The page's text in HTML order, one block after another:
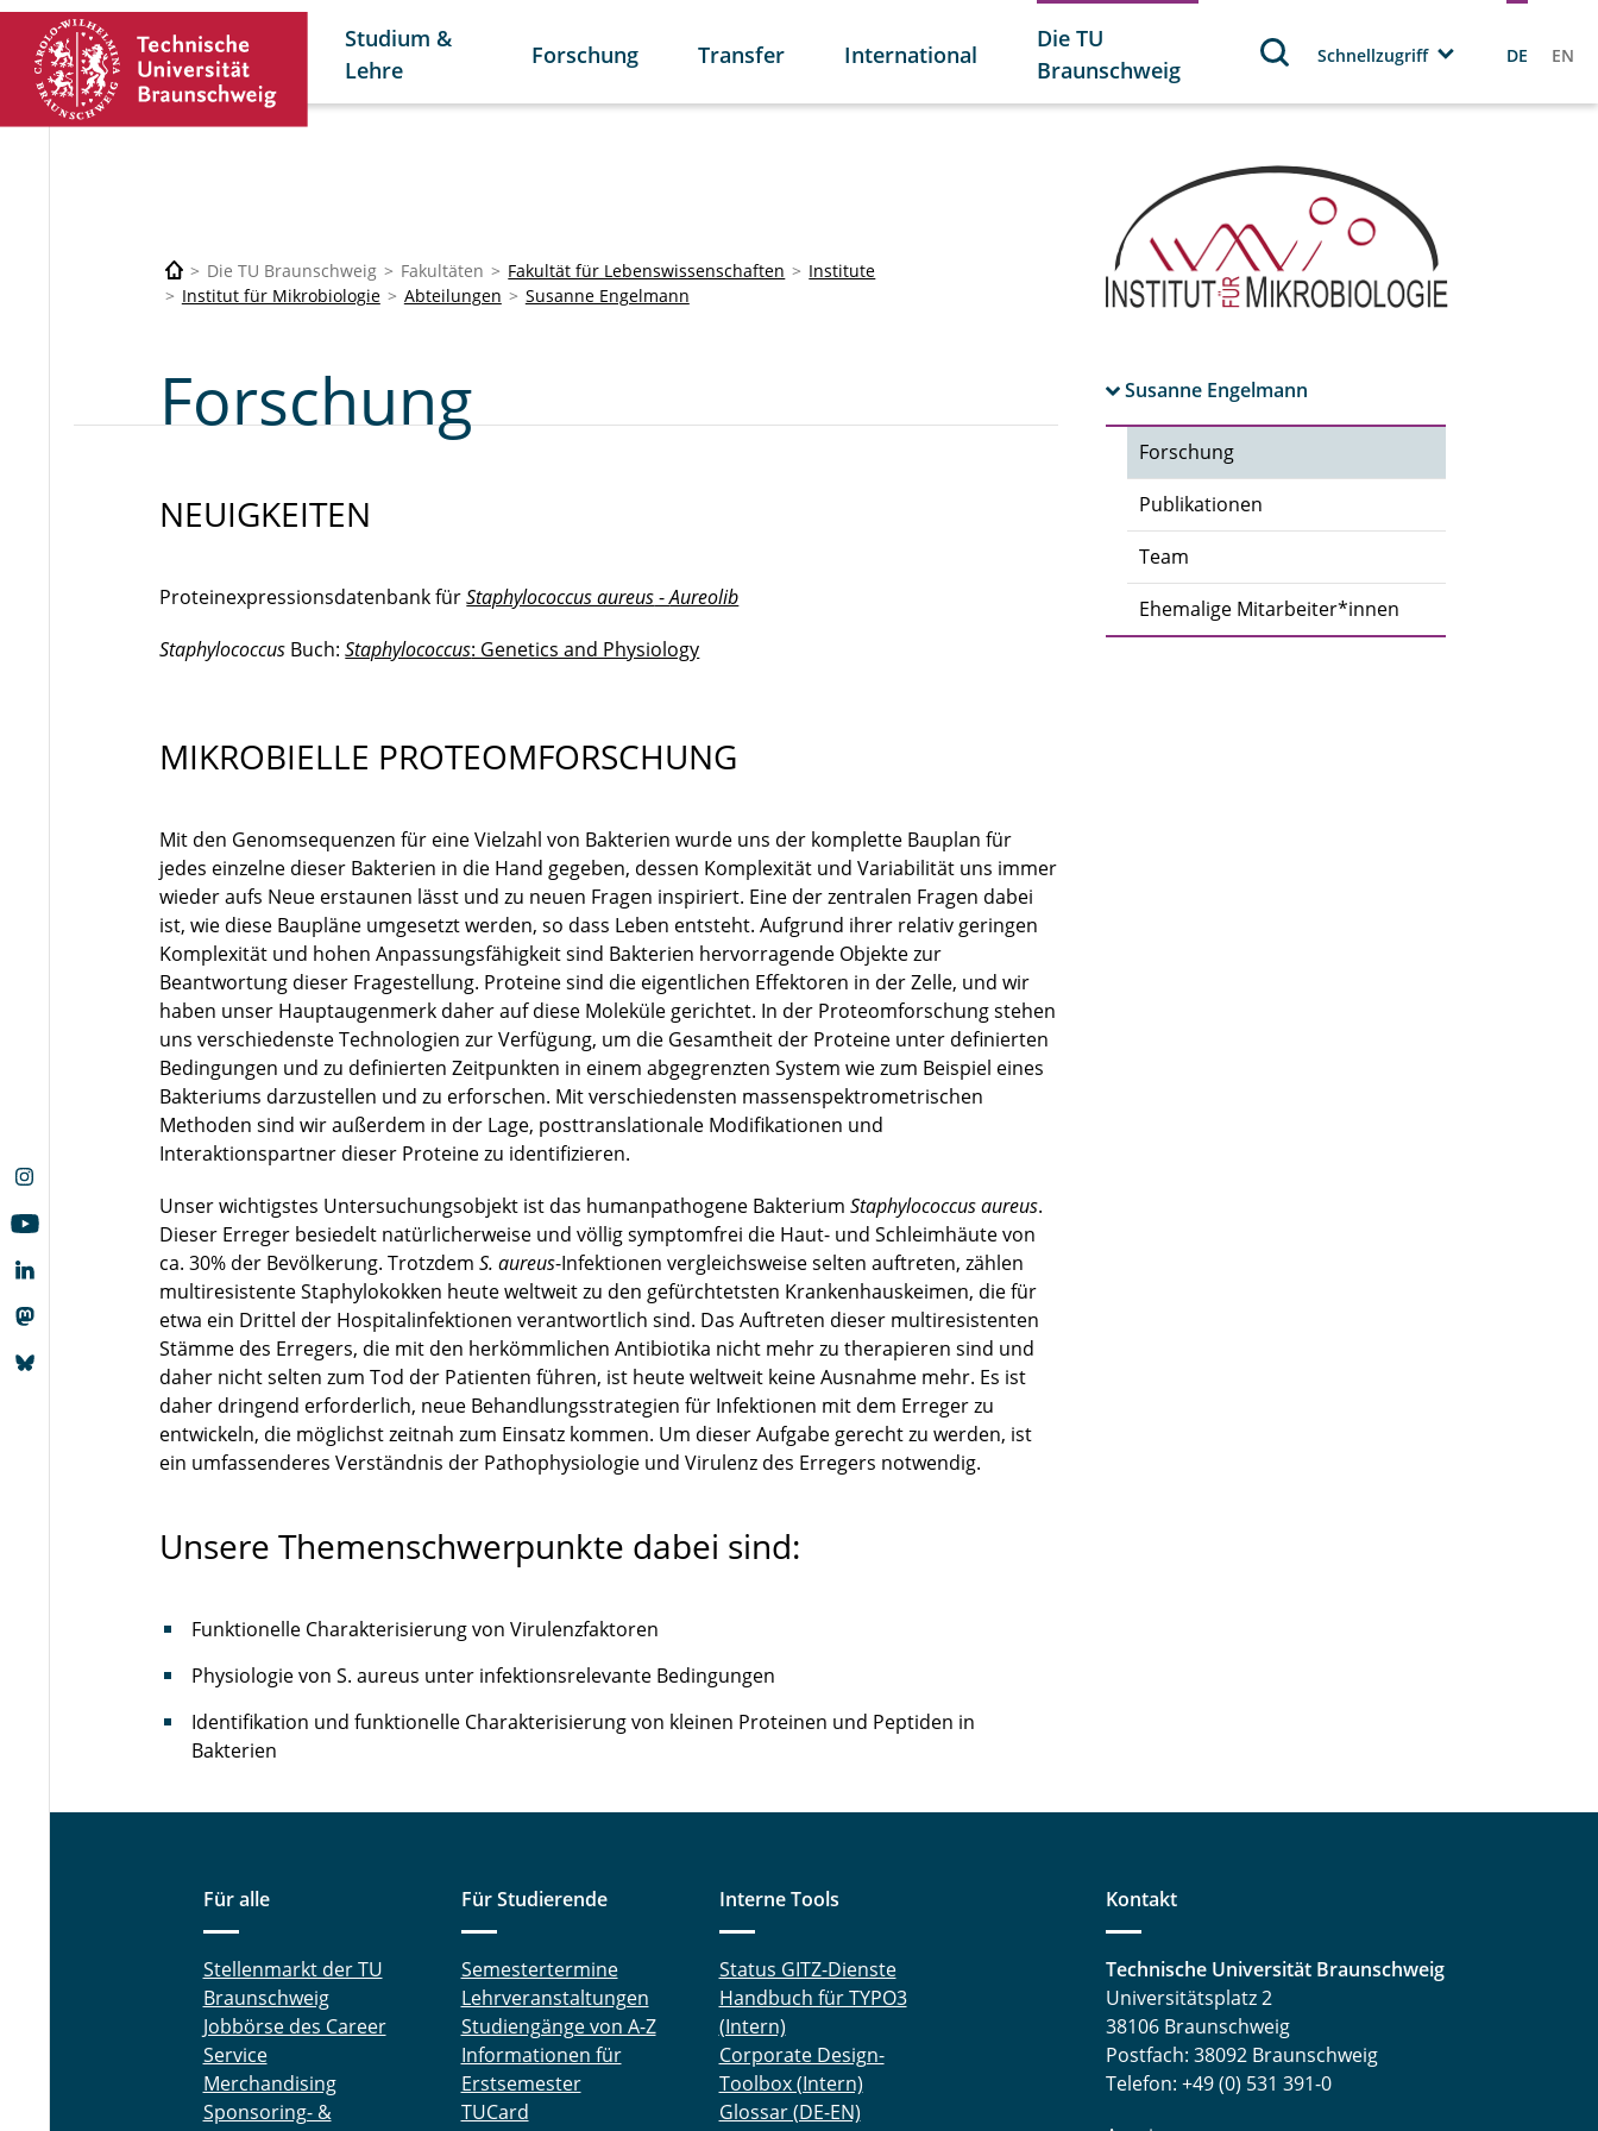
Studium &
Lehre
Forschung Transfer International
Die TU
Braunschweig
Schnellzugriff DE EN
Die TU Braunschweig Fakultäten Fakultät für Lebenswissenschaften
Institute
Institut für Mikrobiologie
Abteilungen Susanne Engelmann
Susanne Engelmann
Forschung
Publikationen
Team
Ehemalige Mitarbeiter*innen
Forschung
NEUIGKEITEN
Proteinexpressionsdatenbank fürStaphylococcus aureus-Aureolib
Staphylococcus Buch:Staphylococcus: Genetics and Physiology
MIKROBIELLE PROTEOMFORSCHUNG
Mit den Genomsequenzen für eine Vielzahl von Bakterien wurde uns der komplette Bauplan für
jedes einzelne dieser Bakterien in die Hand gegeben, dessen Komplexität und Variabilität uns immer
wieder aufs Neue erstaunen lässt und zu neuen Fragen inspiriert. Eine der zentralen Fragen dabei
ist, wie diese Baupläne umgesetzt werden, so dass Leben entsteht. Aufgrund ihrer relativ geringen
Komplexität und hohen Anpassungsfähigkeit sind Bakterien hervorragende Objekte zur
Beantwortung dieser Fragestellung. Proteine sind die eigentlichen Effektoren in der Zelle, und wir
haben unser Hauptaugenmerk daher auf diese Moleküle gerichtet. In der Proteomforschung stehen
uns verschiedenste Technologien zur Verfügung, um die Gesamtheit der Proteine unter definierten
Bedingungen und zu definierten Zeitpunkten in einem abgegrenzten System wie zum Beispiel eines
Bakteriums darzustellen und zu erforschen. Mit verschiedensten massenspektrometrischen
Methoden sind wir außerdem in der Lage, posttranslationale Modifikationen und
Interaktionspartner dieser Proteine zu identifizieren.
Unser wichtigstes Untersuchungsobjekt ist das humanpathogene BakteriumStaphylococcus aureus.
Dieser Erreger besiedelt natürlicherweise und völlig symptomfrei die Haut- und Schleimhäute von
ca. 30% der Bevölkerung. TrotzdemS. aureus-Infektionen vergleichsweise selten auftreten, zählen
multiresistente Staphylokokken heute weltweit zu den gefürchtetsten Krankenhauskeimen, die für
etwa ein Drittel der Hospitalinfektionen verantwortlich sind. Das Auftreten dieser multiresistenten
Stämme des Erregers, die mit den herkömmlichen Antibiotika nicht mehr zu therapieren sind und
daher nicht selten zum Tod der Patienten führen, ist heute weltweit keine Ausnahme mehr. Es ist
daher dringend erforderlich, neue Behandlungsstrategien für Infektionen mit dem Erreger zu
entwickeln, die möglichst zeitnah zum Einsatz kommen. Um dieser Aufgabe gerecht zu werden, ist
ein umfassenderes Verständnis der Pathophysiologie und Virulenz des Erregers notwendig.
Unsere Themenschwerpunkte dabei sind:
Funktionelle Charakterisierung von Virulenzfaktoren
Physiologie von S. aureus unter infektionsrelevante Bedingungen
Identifikation und funktionelle Charakterisierung von kleinen Proteinen und Peptiden in
Bakterien
Für alle
Stellenmarkt der TU
Braunschweig
Jobbörse des Career
Service
Merchandising
Sponsoring- &
Für Studierende
Semestertermine
Lehrveranstaltungen
Studiengänge von A-Z
Informationen für
Erstsemester
TUCard
Interne Tools
Status GITZ-Dienste
Handbuch für TYPO3
(Intern)
Corporate Design-
Toolbox (Intern)
Glossar (DE-EN)
Kontakt
Technische Universität Braunschweig
Universitätsplatz 2
38106 Braunschweig
Postfach: 38092 Braunschweig
Telefon: +49 (0) 531 391-0